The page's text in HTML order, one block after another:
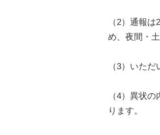
（2）通報
め、夜間・
（3）いた
（4）異状
ります。